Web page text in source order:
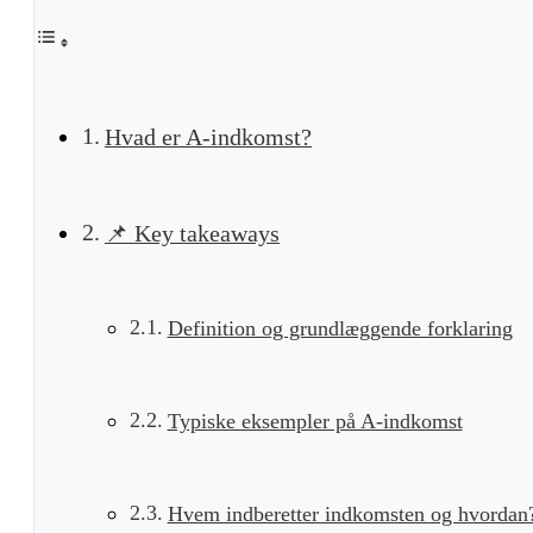
Hvad er A-indkomst?
📌 Key takeaways
Definition og grundlæggende forklaring
Typiske eksempler på A-indkomst
Hvem indberetter indkomsten og